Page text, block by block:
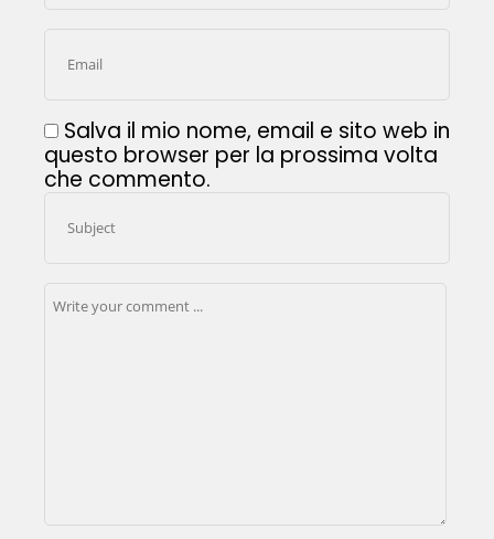
Salva il mio nome, email e sito web in
questo browser per la prossima volta
che commento.